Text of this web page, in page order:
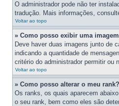
O administrador pode não ter
tradução. Mais informações,
Voltar ao topo
» Como posso exibir uma
Deve haver duas imagens junto de
indicando a quantidade de
critério do administrador permitir ou
Voltar ao topo
» Como posso alterar o meu rank?
Os ranks, os quais aparecem
o seu rank, bem como eles são